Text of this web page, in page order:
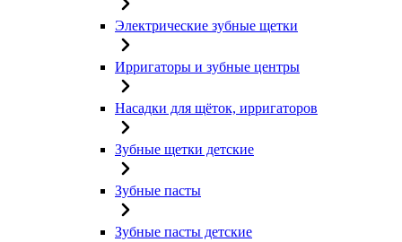
Электрические зубные щетки
Ирригаторы и зубные центры
Насадки для щёток, ирригаторов
Зубные щетки детские
Зубные пасты
Зубные пасты детские